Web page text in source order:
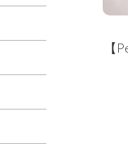
【